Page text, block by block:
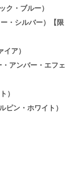
ク・ブルー）
・シルバー）【限
ア）
アンバー・エフェ
）
ピン・ホワイト）